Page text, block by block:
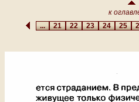
к
...2122232425